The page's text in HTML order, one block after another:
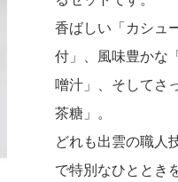
香ばしい「カシュ
付」、風味豊かな
噌汁」、そしてさ
茶糖」。
どれも出雲の職人
で特別なひととき